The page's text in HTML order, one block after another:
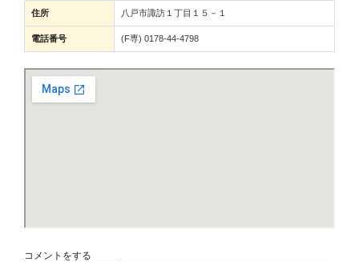
住所 八戸市諏訪１丁目１５－１
電話番号 (F専) 0178-44-4798
コメントをする